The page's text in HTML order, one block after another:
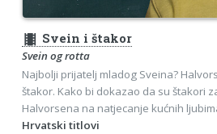
theaters Svein i štakor
Svein og rotta
Najbolji prijatelj mladog Sveina?
štakor. Kako bi dokazao da su štakori
Halvorsena na natjecanje kućnih
Hrvatski titlovi